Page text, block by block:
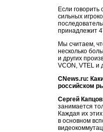
Если
сильных
принадлежит
Мы считаем,
несколько
и других
VCON, VTEL
CNews.ru:
российском
Сергей Капцов
занимается
Каждая их
в основном